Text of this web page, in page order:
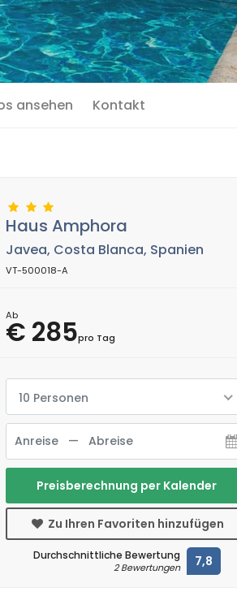
ansehen Kontakt
Haus Amphora
Javea, Costa Blanca, Spanien
VT-500018-A
Ab
€ 285pro Tag
10 Personen
Preisberechnung per Kalender
Zu Ihren Favoriten hinzufügen
Durchschnittliche Bewertung
2 Bewertungen 7,8